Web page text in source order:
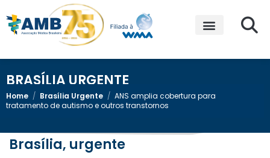
BRASÍLIA URGENTE
Home / Brasília Urgente / ANS amplia cobertura para
tratamento de autismo e outros transtornos
Brasília, urgente